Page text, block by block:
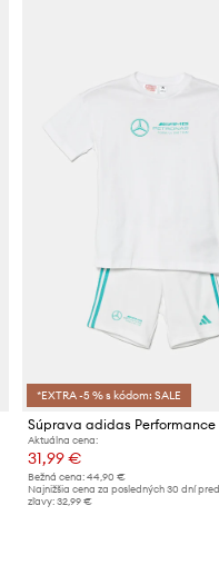
*EXTRA -5 % s kódom: SALE
Súprava adidas Performance
Aktuálna cena:
31,99 €
Bežná cena: 44,90 €
Najnižšia cena za posledných 30 dní
zľavy: 32,99 €